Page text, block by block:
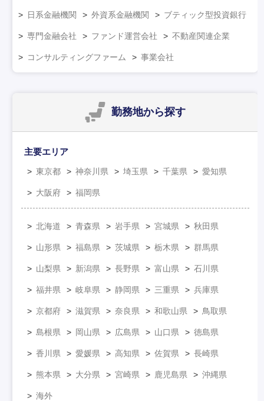
日系金融機関 外資系金融機関 ブティック型投資銀行
専門金融会社 ファンド運営会社 不動産関連企業
コンサルティングファーム 事業会社
勤務地から探す
主要エリア
東京都 神奈川県 埼玉県 千葉県 愛知県
大阪府 福岡県
北海道 青森県 岩手県 宮城県 秋田県
山形県 福島県 茨城県 栃木県 群馬県
山梨県 新潟県 長野県 富山県 石川県
福井県 岐阜県 静岡県 三重県 兵庫県
京都府 滋賀県 奈良県 和歌山県 鳥取県
島根県 岡山県 広島県 山口県 徳島県
香川県 愛媛県 高知県 佐賀県 長崎県
熊本県 大分県 宮崎県 鹿児島県 沖縄県
海外